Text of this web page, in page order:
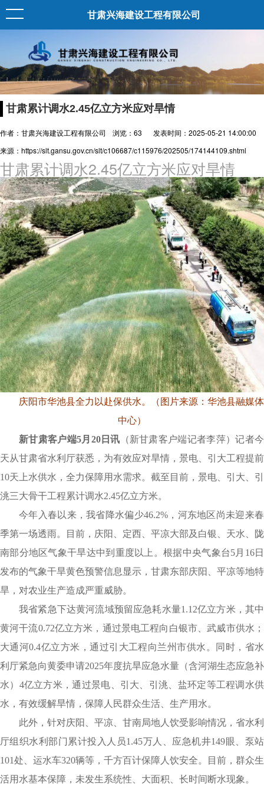
甘肃兴海建设工程有限公司
甘肃累计调水2.45亿立方米应对旱情
作者：甘肃兴海建设工程有限公司 浏览： 63
发表时间：2025-05-21 14:00:00
来源：https://slt.gansu.gov.cn/slt/c106687/c115976/202505/174144109.shtml
甘肃累计调水2.45亿立方米应对旱情
庆阳市华池县全力以赴保供水。（图片来源：华池县融媒体
中心）
新甘肃客户端5月20日讯 （新甘肃客户端记者李萍）记者今
天从甘肃省水利厅获悉，为有效应对旱情，景电、引大工程提前
10天上水供水，全力保障用水需求。截至目前，景电、引大、引
洮三大骨干工程累计调水2.45亿立方米。
今年入春以来，我省降水偏少46.2%，河东地区尚未迎来春
季第一场透雨。目前，庆阳、定西、平凉大部及白银、天水、陇
南部分地区气象干旱达中到重度以上。根据中央气象台5月16日
发布的气象干旱黄色预警信息显示，甘肃东部庆阳、平凉等地特
旱，对农业生产造成严重威胁。
我省紧急下达黄河流域预留应急耗水量1.12亿立方米，其中
黄河干流0.72亿立方米，通过景电工程向白银市、武威市供水；
大通河0.4亿立方米，通过引大工程向兰州市供水。同时，省水
利厅紧急向黄委申请2025年度抗旱应急水量（含河湖生态应急补
水）4亿立方米，通过景电、引大、引洮、盐环定等工程调水供
水，有效缓解旱情，保障人民群众生活、生产用水。
此外，针对庆阳、平凉、甘南局地人饮受影响情况，省水利
厅组织水利部门累计投入人员1.45万人、应急机井149眼、泵站
101处、运水车320辆等，千方百计保障人饮安全。目前，群众生
活用水基本保障，未发生系统性、大面积、长时间断水现象。